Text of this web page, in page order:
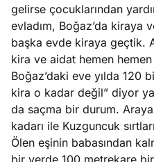
gelirse çocuklarından
evladım, Boğaz’da kiraya
başka evde kiraya geçtik.
kira ve aidat hemen
Boğaz’daki eve yılda 120
kira o kadar değil” diyor
da saçma bir durum.
kadarı ile Kuzguncuk
Ölen eşinin babasından
bir yerde 100 metrekare